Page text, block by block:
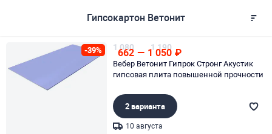
Гипсокартон Ветонит
-39% 1 080
662 — 1 190
1 050 ₽
Вебер Ветонит Гипрок Стронг Акустик
гипсовая плита повышенной прочности
2 варианта
10 августа